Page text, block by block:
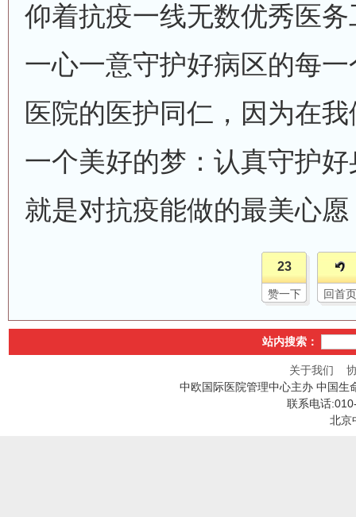
仰着抗疫一线无数优秀医
一心一意守护好病区的每
医院的医护同仁，因为在
一个美好的梦：认真守护
就是对抗疫能做的最美心愿
23
赞一下 回首页
站内搜索：
关于我们
中欧国际医院管理中心主办 中国生
联系电话
北京